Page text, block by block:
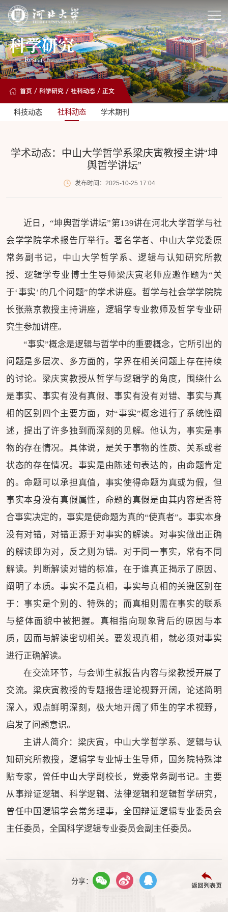
科学研究
Research
首页 /科学研究 /社科动态 / 正文
科技动态 社科动态 学术期刊
学术动态：中山大学哲学系梁庆寅教授主讲“坤
舆哲学讲坛”
发布时间：2025-10-25 17:04
近日，“坤舆哲学讲坛”第139讲在河北大学哲学与社
会学学院学术报告厅举行。著名学者、中山大学党委原
常务副书记，中山大学哲学系、逻辑与认知研究所教
授、逻辑学专业博士生导师梁庆寅老师应邀作题为“关
于‘事实’的几个问题”的学术讲座。哲学与社会学学院院
长张燕京教授主持讲座，逻辑学专业教师及哲学专业研
究生参加讲座。
“事实”概念是逻辑与哲学中的重要概念，它所引出的
问题是多层次、多方面的，学界在相关问题上存在持续
的讨论。梁庆寅教授从哲学与逻辑学的角度，围绕什么
是事实、事实有没有真假、事实有没有对错、事实与真
相的区别四个主要方面，对“事实”概念进行了系统性阐
述，提出了许多独到而深刻的见解。他认为，事实是事
物的存在情况。具体说，是关于事物的性质、关系或者
状态的存在情况。事实是由陈述句表达的，由命题肯定
的。命题可以承担真值，事实使得命题为真或为假，但
事实本身没有真假属性，命题的真假是由其内容是否符
合事实决定的，事实是使命题为真的“使真者”。事实本身
没有对错，对错正源于对事实的解读。对事实做出正确
的解读即为对，反之则为错。对于同一事实，常有不同
解读。判断解读对错的标准，在于谁真正揭示了原因、
阐明了本质。事实不是真相，事实与真相的关键区别在
于：事实是个别的、特殊的；而真相则需在事实的联系
与整体面貌中被把握。真相指向现象背后的原因与本
质，因而与解读密切相关。要发现真相，就必须对事实
进行正确解读。
在交流环节，与会师生就报告内容与梁教授开展了
交流。梁庆寅教授的专题报告理论视野开阔，论述简明
深入，观点鲜明深刻，极大地开阔了师生的学术视野，
启发了问题意识。
主讲人简介：梁庆寅，中山大学哲学系、逻辑与认
知研究所教授，逻辑学专业博士生导师，国务院特殊津
贴专家，曾任中山大学副校长，党委常务副书记。主要
从事辩证逻辑、科学逻辑、法律逻辑和逻辑哲学研究，
曾任中国逻辑学会常务理事，全国辩证逻辑专业委员会
主任委员，全国科学逻辑专业委员会副主任委员。
分享： 返回列表页